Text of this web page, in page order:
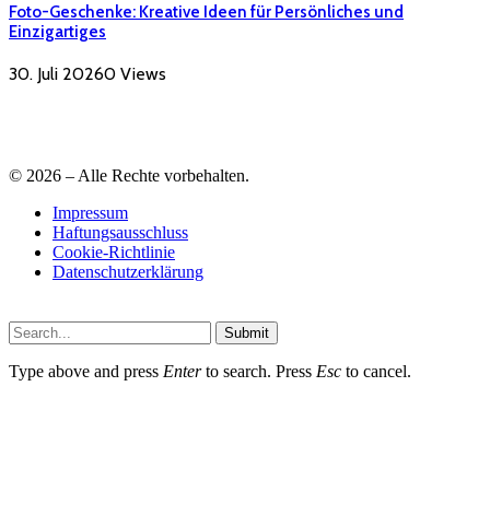
Foto-Geschenke: Kreative Ideen für Persönliches und
Einzigartiges
30. Juli 20260 Views
© 2026 – Alle Rechte vorbehalten.
Impressum
Haftungsausschluss
Cookie-Richtlinie
Datenschutzerklärung
Submit
Type above and press Enterto search. Press Esc to cancel.